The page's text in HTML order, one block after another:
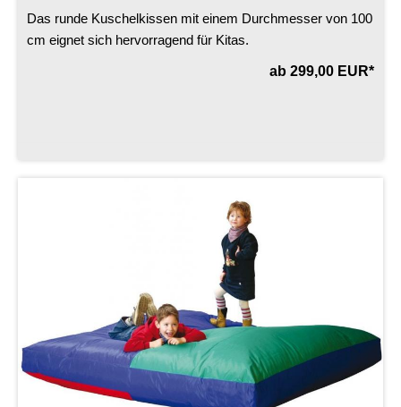
Das runde Kuschelkissen mit einem Durchmesser von 100
cm eignet sich hervorragend für Kitas.
ab 299,00 EUR*